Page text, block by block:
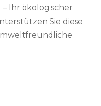
Ihr ökologischer
Sie diese